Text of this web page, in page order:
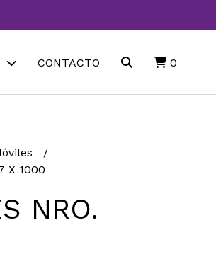
CONTACTO 0
X 1000
NRO.